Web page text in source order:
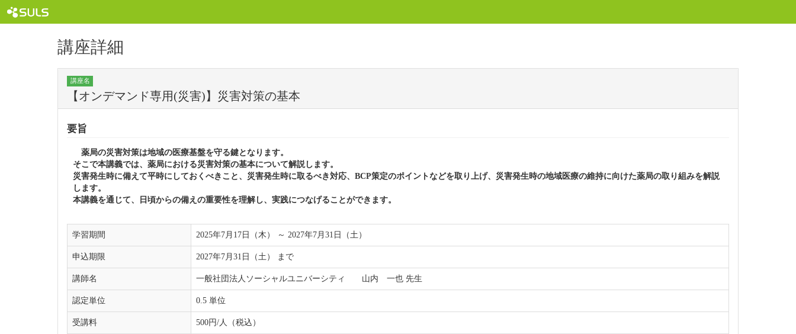
講座詳細
講座名
【オンデマンド専用(災害)】災害対策の基本
要旨
薬局の災害対策は地域の医療基盤を守る鍵となります。
そこで本講義では、薬局における災害対策の基本について解説します。
災害発生時に備えて平時にしておくべきこと、災害発生時に取るべき対応、BCP策定のポイントなどを取り上げ、災害発生時の地域医療の維持に向けた薬局の取り組みを解説
します。
本講義を通じて、日頃からの備えの重要性を理解し、実践につなげることができます。
学習期間 2025年7月17日（木） ～ 2027年7月31日（土）
申込期限 2027年7月31日（土） まで
講師名 一般社団法人ソーシャルユニバーシティ 山内 一也 先生
認定単位 0.5 単位
受講料 500円/人（税込）